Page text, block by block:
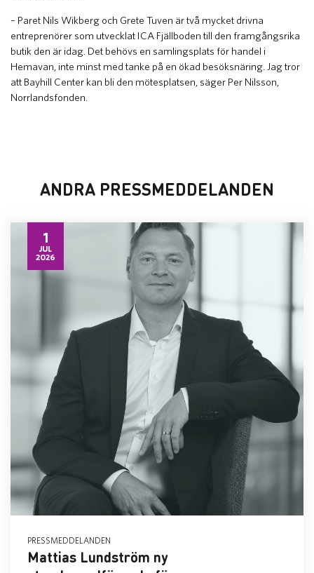
– Paret Nils Wikberg och Grete Tuven är två mycket drivna
entreprenörer som utvecklat ICA Fjällboden till den framgångsrika
butik den är idag. Det behövs en samlingsplats för handel i
Hemavan, inte minst med tanke på en ökad besöksnäring. Jag tror
att Bayhill Center kan bli den mötesplatsen, säger Per Nilsson,
Norrlandsfonden.
ANDRA PRESSMEDDELANDEN
1
JUL
2026
PRESSMEDDELANDEN
Mattias Lundström ny